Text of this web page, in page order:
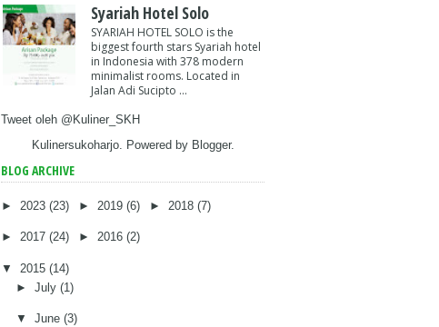
Syariah Hotel Solo
SYARIAH HOTEL SOLO is the
biggest fourth stars Syariah hotel
in Indonesia with 378 modern
minimalist rooms. Located in
Jalan Adi Sucipto ...
Tweet oleh @Kuliner_SKH
Kulinersukoharjo. Powered by Blogger.
BLOG ARCHIVE
► 2023 (23) ► 2019 (6) ► 2018 (7)
► 2017 (24) ► 2016 (2)
▼ 2015 (14)
► July (1)
▼ June (3)